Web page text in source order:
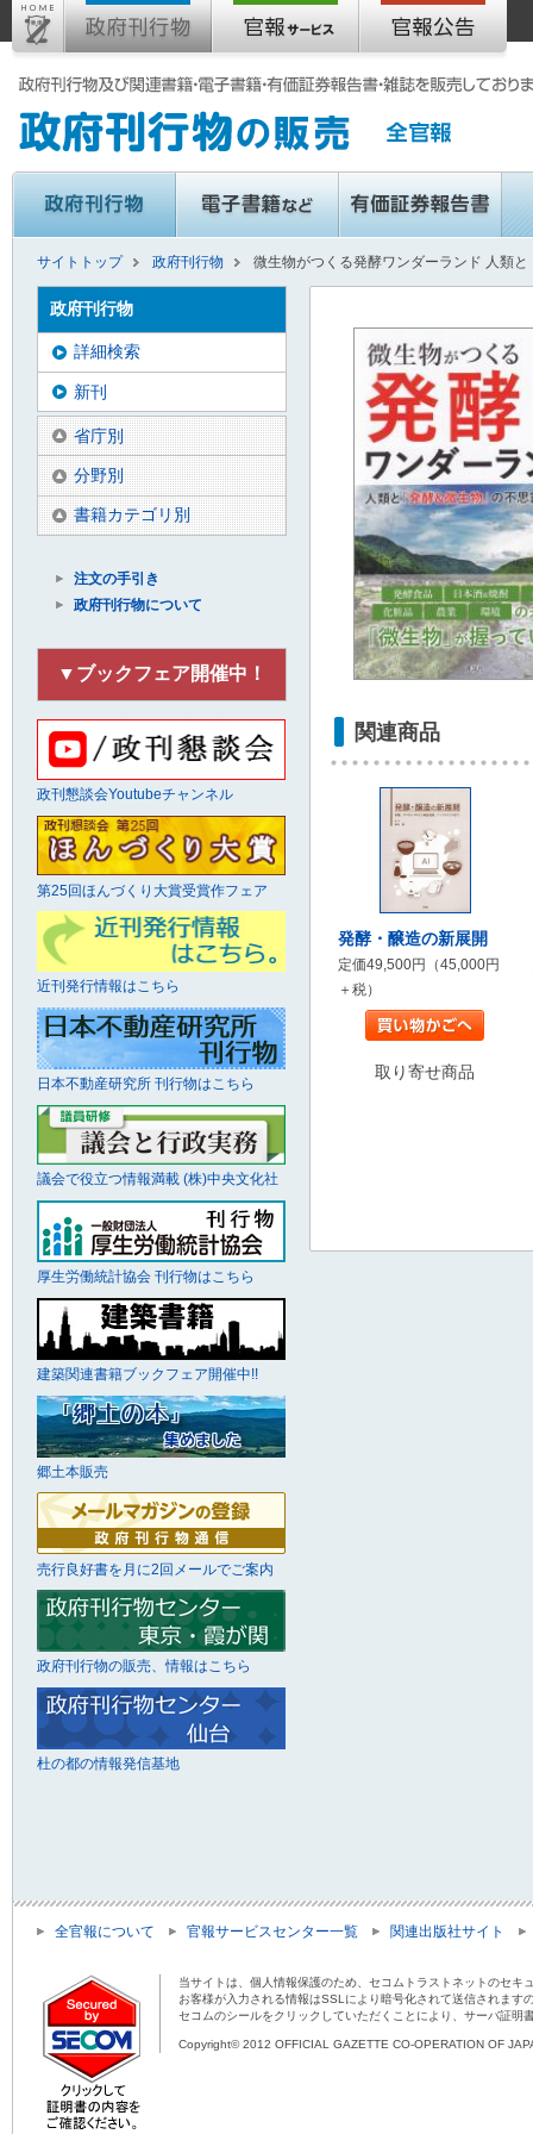
サイトトップ 政府刊行物 微生物がつくる発酵ワンダーランド 人類
関連商品
発酵・醸造の新展開
定価49,500円（45,000円
＋税）
取り寄せ商品
政府刊行物
詳細検索
新刊
省庁別
分野別
書籍カテゴリ別
注文の手引き
政府刊行物について
▼ブックフェア開催中！
政刊懇談会Youtubeチャンネル
第25回ほんづくり大賞受賞作フェア
近刊発行情報はこちら
日本不動産研究所 刊行物はこちら
議会で役立つ情報満載 (株)中央文化社
厚生労働統計協会 刊行物はこちら
建築関連書籍ブックフェア開催中!!
郷土本販売
売行良好書を月に2回メールでご案内
政府刊行物の販売、情報はこちら
杜の都の情報発信基地
全官報について 官報サービスセンター一覧 関連出版社サイト
当サイトは、個人情報保護のため、セコムトラストネットのセキ
お客様が入力される情報はSSLにより暗号化されて送信されま
セコムのシールをクリックしていただくことにより、サーバ証明
Copyright© 2012 OFFICIAL GAZETTE CO-OPERATION OF